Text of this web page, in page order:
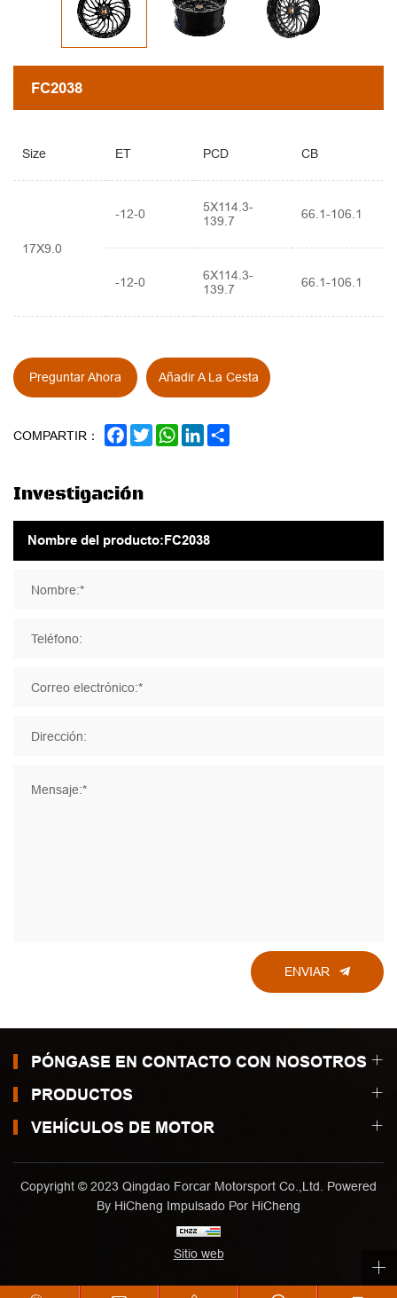
FC2038
Size ET PCD CB
17X9.0
-12-0
5X114.3-
139.7
66.1-106.1
-12-0
6X114.3-
139.7
66.1-106.1
Preguntar Ahora Añadir A La Cesta
COMPARTIR： FACEBOOK
TWITTERWHATSAPP
LINKEDIN
Investigación
Nombre:*
Teléfono:
Correo electrónico:*
Dirección:
Mensaje:*
ENVIAR
PÓNGASE EN CONTACTO CON NOSOTROS
PRODUCTOS
VEHÍCULOS DE MOTOR
Copyright © 2023 Qingdao Forcar Motorsport Co.,Ltd. Powered
By HiCheng Impulsado Por HiCheng
Sitio web